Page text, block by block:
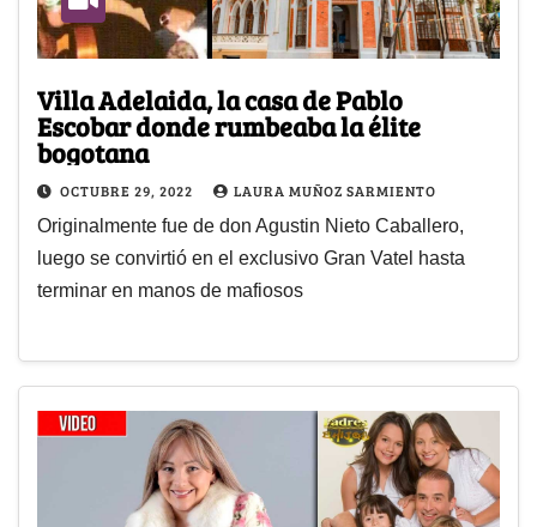
Villa Adelaida, la casa de Pablo
Escobar donde rumbeaba la élite
bogotana
OCTUBRE 29, 2022 LAURA MUÑOZ SARMIENTO
Originalmente fue de don Agustin Nieto Caballero,
luego se convirtió en el exclusivo Gran Vatel hasta
terminar en manos de mafiosos